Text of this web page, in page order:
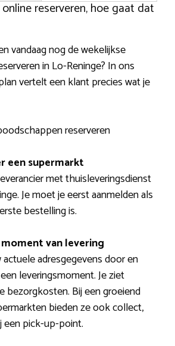
reserveren, hoe gaat dat
vandaag nog de wekelijkse
in Lo-Reninge? In ons
vertelt een klant precies wat je
reserveren
een supermarkt
met thuisleveringsdienst
Je moet je eerst aanmelden als
bestelling is.
moment van levering
adresgegevens door en
leveringsmoment. Je ziet
bezorgkosten. Bij een groeiend
bieden ze ook collect,
een pick-up-point.